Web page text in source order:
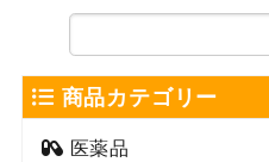
商品カテゴリー
医薬品